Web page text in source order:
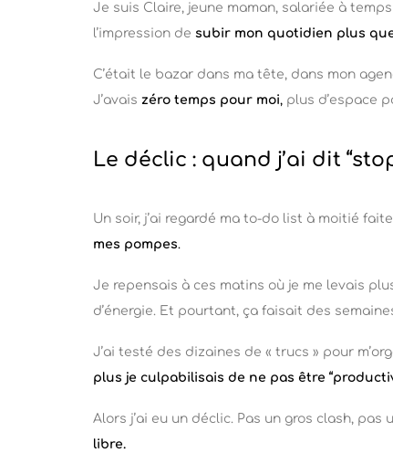
Je suis Claire, jeune maman, salariée à
l’impression de subir mon quotidien plus
C’était le bazar dans ma tête, dans mon
J’avais zéro temps pour moi, plus d’espace
Le déclic : quand j’ai dit
Un soir, j’ai regardé ma to-do list à moitié
mes pompes.
Je repensais à ces matins où je me levais
d’énergie. Et pourtant, ça faisait des
J’ai testé des dizaines de « trucs » pour
plus je culpabilisais de ne pas être
Alors j’ai eu un déclic. Pas un gros clash, pas
libre.